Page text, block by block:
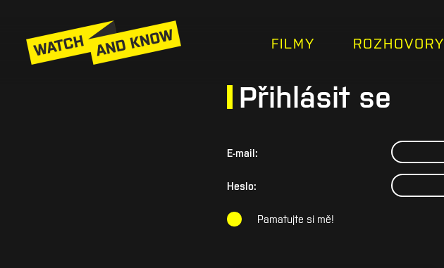
FILMY ROZHOVORY
Přihlásit se
E-mail:
Heslo:
Pamatujte si mě!